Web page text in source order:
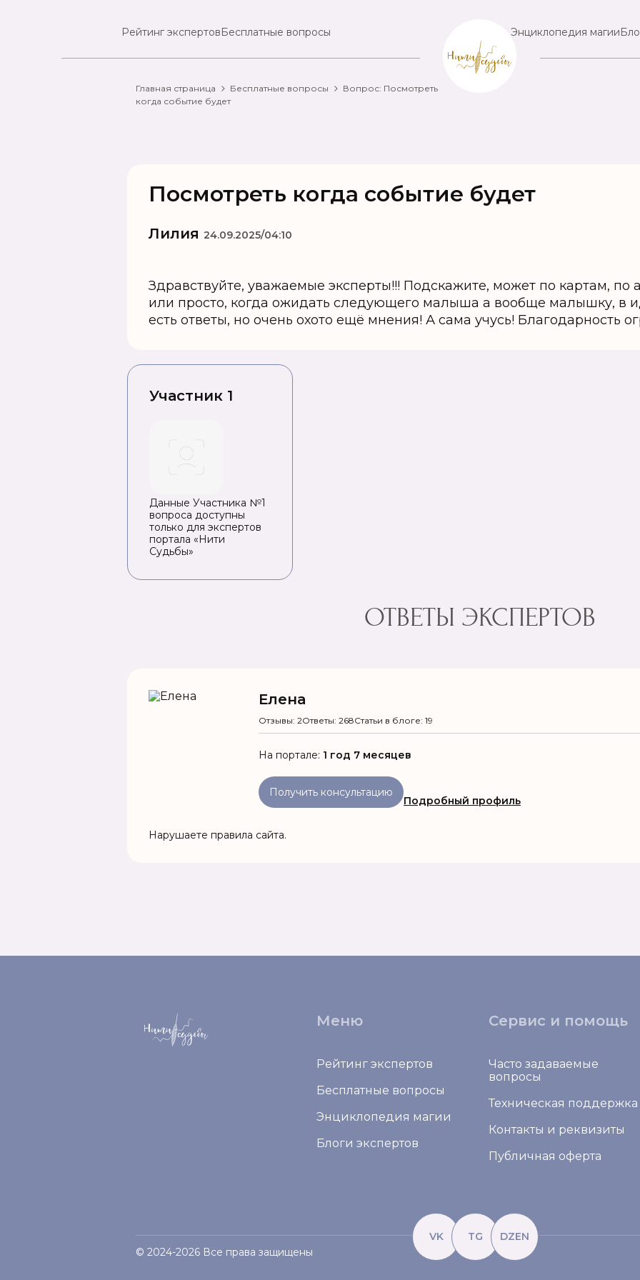
Рейтинг экспертовБесплатные вопросы Энциклопедия магии
Главная страница Бесплатные вопросы
Вопрос: Посмотреть
когда событие будет
Посмотреть когда событие будет
Лилия 24.09.2025/04:10
Здравствуйте, уважаемые эксперты!!! Подскажите, может по картам, по
или просто, когда ожидать следующего малыша а вообще малышку, в
есть ответы, но очень охото ещё мнения! А сама учусь! Благодарность
Участник 1
Данные Участника №1
вопроса доступны
только для экспертов
портала «Нити
Судьбы»
ОТВЕТЫ ЭКСПЕРТОВ
Елена
Отзывы: 2Ответы: 268Статьи в блоге: 19
На портале: 1 год 7 месяцев
Получить консультацию
Подробный профиль
Нарушаете правила сайта.
Меню
Рейтинг экспертов
Бесплатные вопросы
Энциклопедия магии
Блоги экспертов
Сервис и помощь
Часто задаваемые
вопросы
Техническая поддержка
Контакты и реквизиты
Публичная оферта
VK TG
DZEN
© 2024-2026 Все права защищены